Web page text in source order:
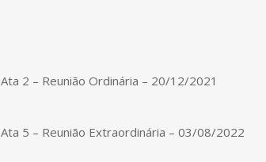
Ata 2 – Reunião Ordinária – 20/12/2021
Ata 5 – Reunião Extraordinária – 03/08/2022